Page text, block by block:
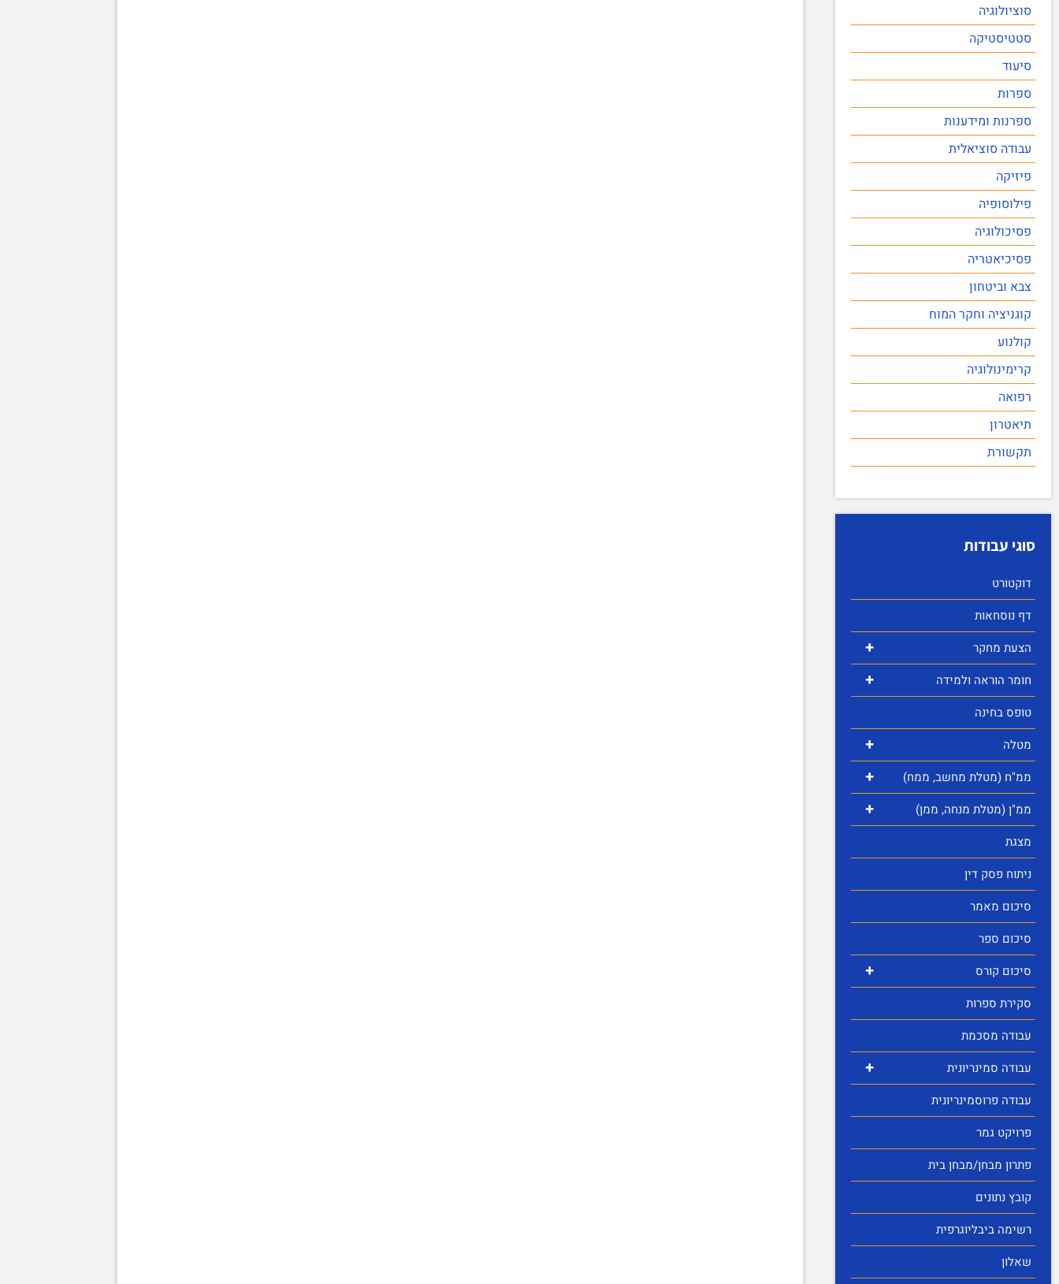
סוציולוגיה
סטטיסטיקה
סיעוד
ספרות
ספרנות ומידענות
עבודה סוציאלית
פיזיקה
פילוסופיה
פסיכולוגיה
פסיכיאטריה
צבא וביטחון
קוגניציה וחקר המוח
קולנוע
קרימינולוגיה
רפואה
תיאטרון
תקשורת
סוגי עבודות
דוקטורט
דף נוסחאות
+ הצעת מחקר
+
חומר הוראה ולמידה
טופס בחינה
+ מטלה
+ ממ"ח (מטלת מחשב, ממח)
+
ממ"ן (מטלת מנחה, ממן)
מצגת
ניתוח פסק דין
סיכום מאמר
סיכום ספר
+
סיכום קורס
סקירת ספרות
עבודה מסכמת
+
עבודה סמינריונית
עבודה פרוסמינריונית
פרויקט גמר
פתרון מבחן/מבחן בית
קובץ נתונים
רשימה ביבליוגרפית
שאלון